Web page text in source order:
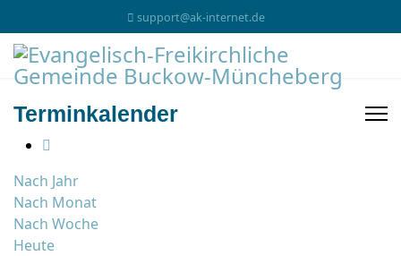
support@ak-internet.de
Terminkalender
Nach Jahr
Nach Monat
Nach Woche
Heute